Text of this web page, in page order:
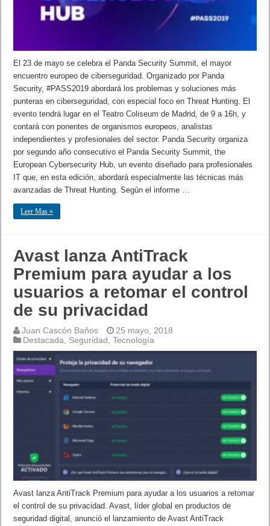
El 23 de mayo se celebra el Panda Security Summit, el mayor
encuentro europeo de ciberseguridad. Organizado por Panda
Security, #PASS2019 abordará los problemas y soluciones más
punteras en ciberseguridad, con especial foco en Threat Hunting. El
evento tendrá lugar en el Teatro Coliseum de Madrid, de 9 a 16h, y
contará con ponentes de organismos europeos, analistas
independientes y profesionales del sector. Panda Security organiza
por segundo año consecutivo el Panda Security Summit, the
European Cybersecurity Hub, un evento diseñado para profesionales
IT que, en esta edición, abordará especialmente las técnicas más
avanzadas de Threat Hunting. Según el informe …
Leer Mas »
Avast lanza AntiTrack
Premium para ayudar a los
usuarios a retomar el control
de su privacidad
Juan Cascón Baños
25 mayo, 2018
Destacada
Seguridad ,Tecnología
Avast lanza AntiTrack Premium para ayudar a los usuarios a retomar
el control de su privacidad. Avast, líder global en productos de
seguridad digital, anunció el lanzamiento de Avast AntiTrack